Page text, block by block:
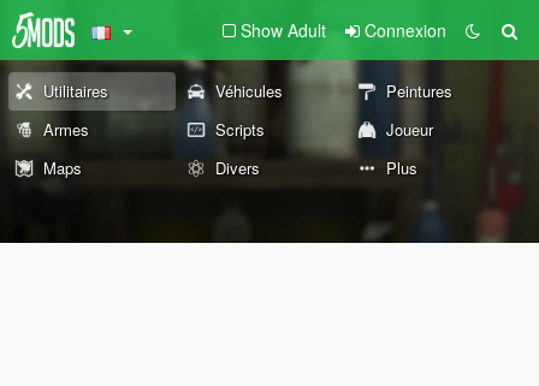
Show Adult Connexion
Utilitaires Véhicules
Peintures
Armes
Scripts
Joueur
Maps
Divers Plus